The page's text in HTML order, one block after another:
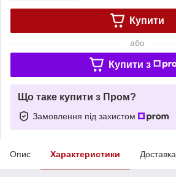
Купити
або
Купити з
Що таке купити з Пром?
Замовлення під захистом
Опис Характеристики Доставка